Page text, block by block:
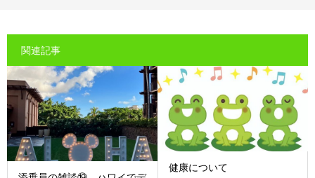
関連記事
健康について